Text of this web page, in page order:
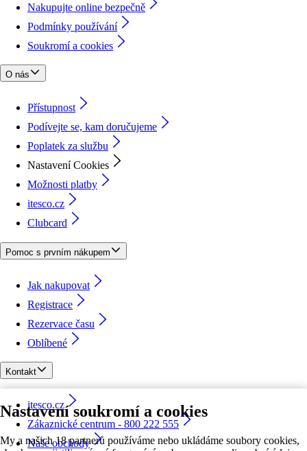
Nastavení soukromí a cookies
My a našich 18 partnerů používáme nebo ukládáme soubory cookies,
Nakupujte online bezpečně
Podmínky používání
Soukromí a cookies
O nás
Přístupnost
Podívejte se, kam doručujeme
Poplatek za službu
Nastavení Cookies
Možnosti platby
itesco.cz
Clubcard
Pomoc s prvním nákupem
Jak nakupovat
Registrace
Rezervace času
Oblíbené
Kontakt
itesco.cz
Zákaznické centrum - 800 222 555
Naše obchody